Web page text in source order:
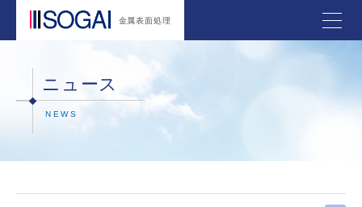
金属表面処理
ニュース
NEWS